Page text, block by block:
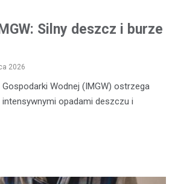
Silny deszcz i burze
2026
Wodnej (IMGW) ostrzega
opadami deszczu i